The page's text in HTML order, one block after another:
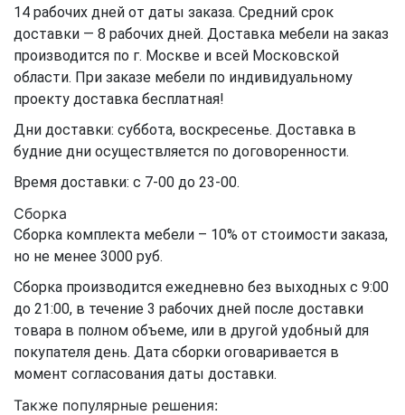
14 рабочих дней от даты заказа. Средний срок
доставки — 8 рабочих дней. Доставка мебели на заказ
производится по г. Москве и всей Московской
области. При заказе мебели по индивидуальному
проекту доставка бесплатная!
Дни доставки: суббота, воскресенье. Доставка в
будние дни осуществляется по договоренности.
Время доставки: с 7-00 до 23-00.
Сборка
Сборка комплекта мебели – 10% от стоимости заказа,
но не менее 3000 руб.
Сборка производится ежедневно без выходных с 9:00
до 21:00, в течение 3 рабочих дней после доставки
товара в полном объеме, или в другой удобный для
покупателя день. Дата сборки оговаривается в
момент согласования даты доставки.
Также популярные решения: